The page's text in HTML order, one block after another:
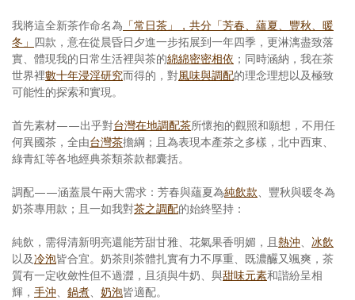
我將這全新茶作命名為 「常日茶」，共分「芳春、蘊夏、豐秋、暖
冬」 四款，意在從晨昏日夕進一步拓展到一年四季，更淋漓盡致落
實、體現我的日常生活裡與茶的綿綿密密相依 ；同時涵納，我在茶
世界裡數十年浸淫研究而得的，對風味與調配的理念理想以及極致
可能性的探索和實現。
首先素材——出乎對台灣在地調配茶所懷抱的觀照和願想，不用任
何異國茶，全由台灣茶擔綱；且為表現本產茶之多樣，北中西東、
綠青紅等各地經典茶類茶款都囊括。
調配——涵蓋晨午兩大需求：芳春與蘊夏為純飲款、豐秋與暖冬為
奶茶專用款；且一如我對茶之調配的始終堅持：
純飲，需得清新明亮還能芳甜甘雅、花氣果香明媚，且熱沖、 冰飲
以及冷泡皆合宜。奶茶則茶體扎實有力不厚重、既濃釅又颯爽，茶
質有一定收斂性但不過澀，且須與牛奶、與甜味元素和諧紛呈相
輝， 手沖、 鍋煮、 奶泡皆適配。